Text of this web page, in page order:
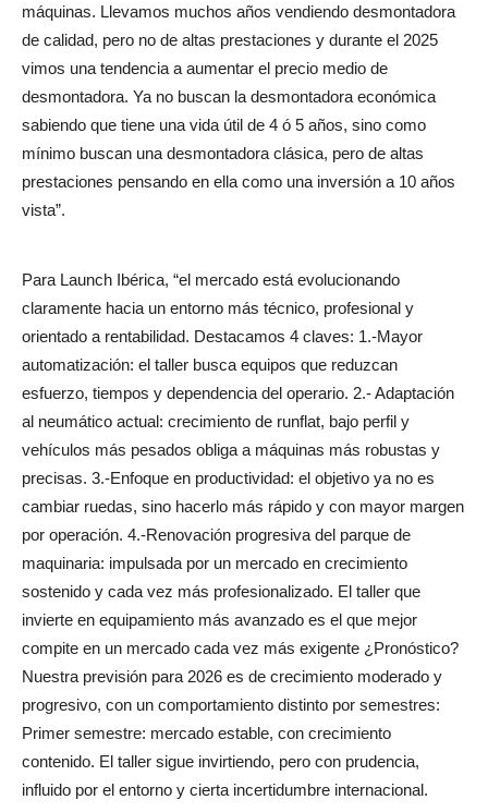
máquinas. Llevamos muchos años vendiendo desmontadora
de calidad, pero no de altas prestaciones y durante el 2025
vimos una tendencia a aumentar el precio medio de
desmontadora. Ya no buscan la desmontadora económica
sabiendo que tiene una vida útil de 4 ó 5 años, sino como
mínimo buscan una desmontadora clásica, pero de altas
prestaciones pensando en ella como una inversión a 10 años
vista”.
Para Launch Ibérica, “el mercado está evolucionando
claramente hacia un entorno más técnico, profesional y
orientado a rentabilidad. Destacamos 4 claves: 1.-Mayor
automatización: el taller busca equipos que reduzcan
esfuerzo, tiempos y dependencia del operario. 2.- Adaptación
al neumático actual: crecimiento de runflat, bajo perfil y
vehículos más pesados obliga a máquinas más robustas y
precisas. 3.-Enfoque en productividad: el objetivo ya no es
cambiar ruedas, sino hacerlo más rápido y con mayor margen
por operación. 4.-Renovación progresiva del parque de
maquinaria: impulsada por un mercado en crecimiento
sostenido y cada vez más profesionalizado. El taller que
invierte en equipamiento más avanzado es el que mejor
compite en un mercado cada vez más exigente ¿Pronóstico?
Nuestra previsión para 2026 es de crecimiento moderado y
progresivo, con un comportamiento distinto por semestres:
Primer semestre: mercado estable, con crecimiento
contenido. El taller sigue invirtiendo, pero con prudencia,
influido por el entorno y cierta incertidumbre internacional.